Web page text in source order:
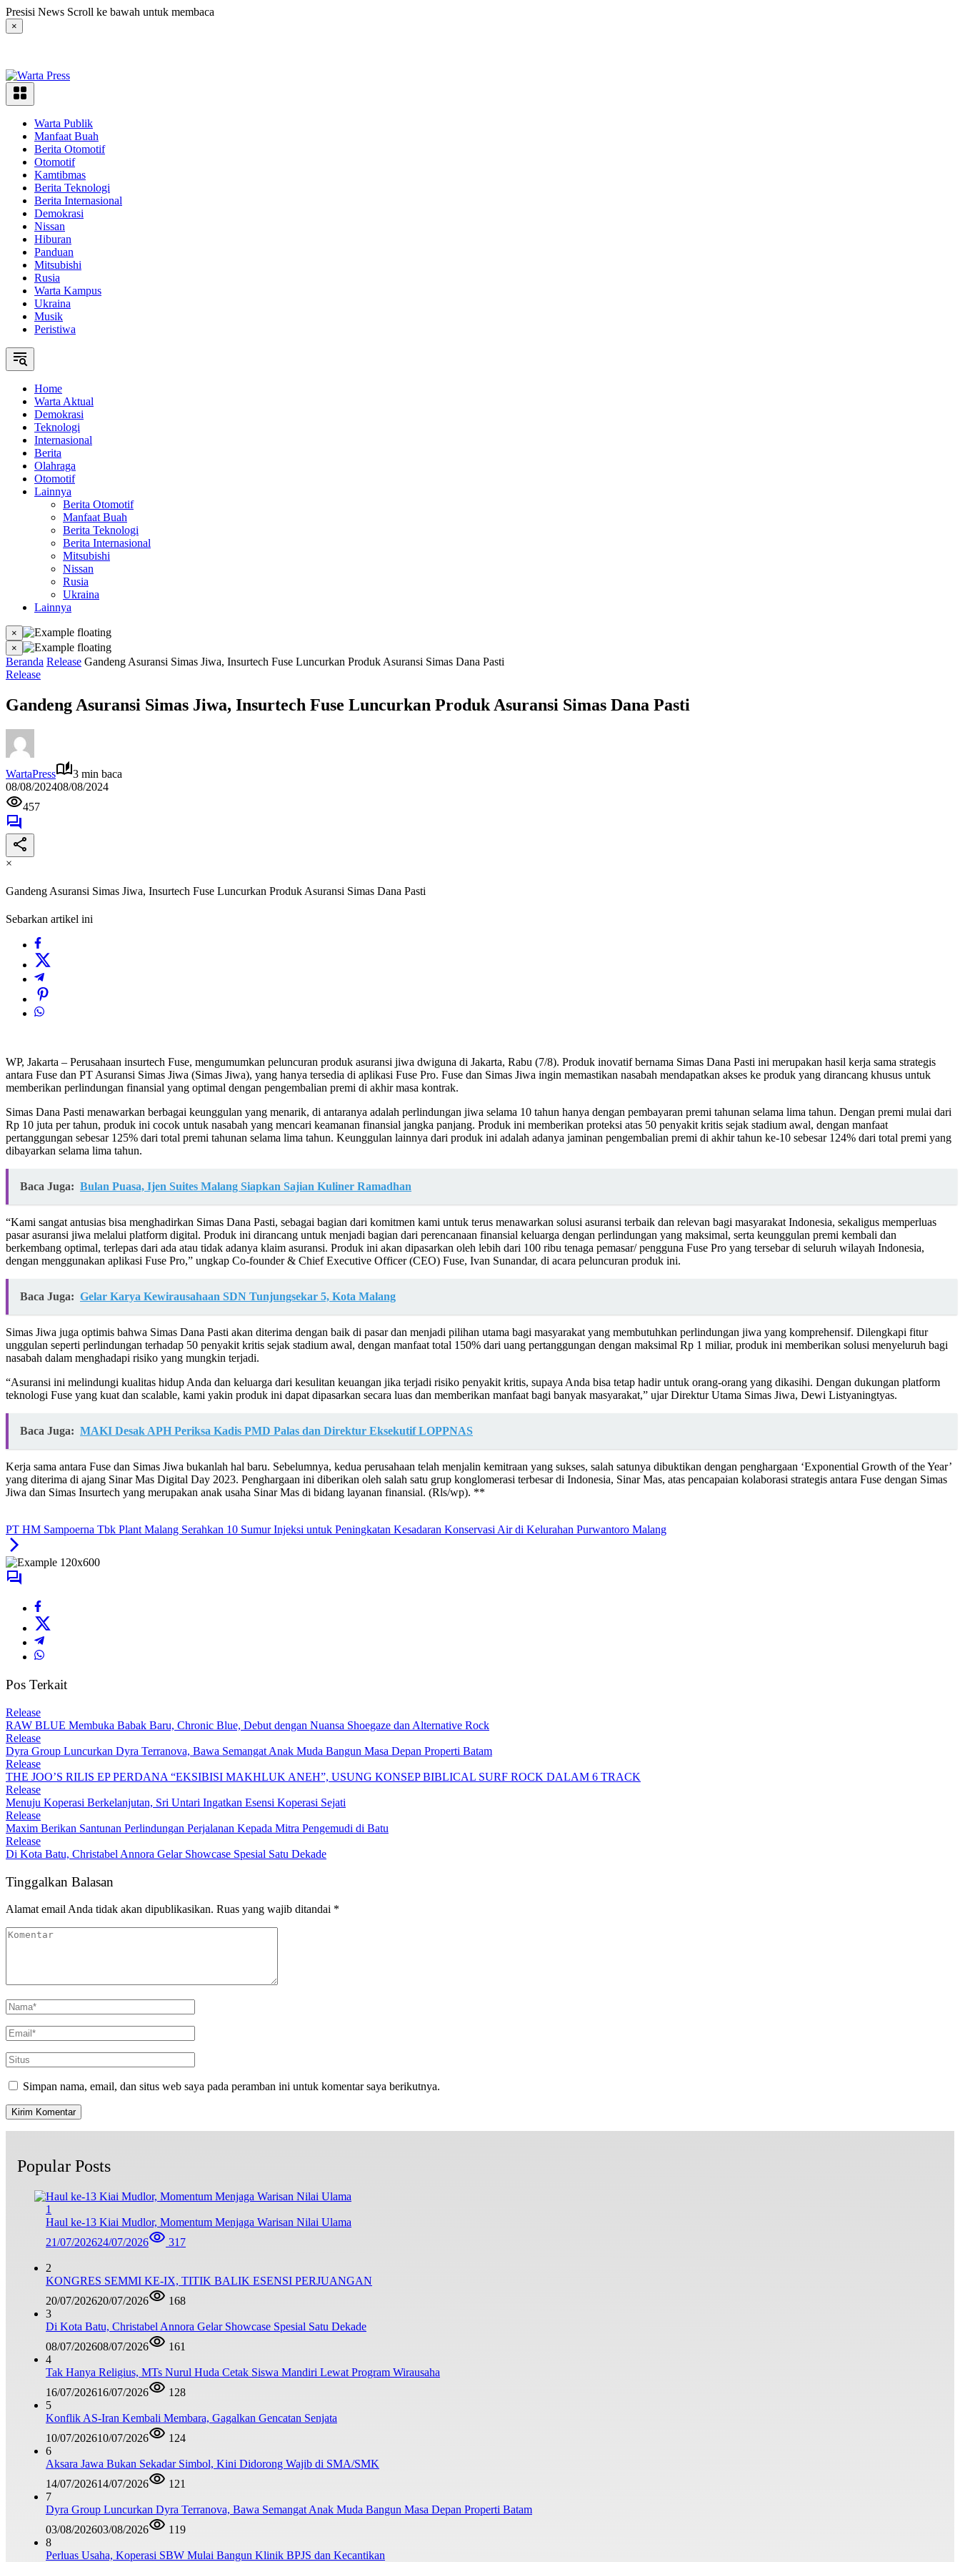
Langsung
ke
konten
Presisi News Scroll ke bawah untuk membaca
×
Warta Publik
Manfaat Buah
Berita Otomotif
Otomotif
Kamtibmas
Berita Teknologi
Berita Internasional
Demokrasi
Nissan
Hiburan
Panduan
Mitsubishi
Rusia
Warta Kampus
Ukraina
Musik
Peristiwa
Home
Warta Aktual
Demokrasi
Teknologi
Internasional
Berita
Olahraga
Otomotif
Lainnya
Berita Otomotif
Manfaat Buah
Berita Teknologi
Berita Internasional
Mitsubishi
Nissan
Rusia
Ukraina
Lainnya
×
×
Beranda Release Gandeng Asuransi Simas Jiwa, Insurtech Fuse Luncurkan Produk Asuransi Simas Dana Pasti
Release
Gandeng Asuransi Simas Jiwa, Insurtech Fuse Luncurkan Produk Asuransi Simas Dana Pasti
WartaPress
3 min baca
08/08/202408/08/2024
457
×
Gandeng Asuransi Simas Jiwa, Insurtech Fuse Luncurkan Produk Asuransi Simas Dana Pasti
Sebarkan artikel ini
WP, Jakarta – Perusahaan insurtech Fuse, mengumumkan peluncuran produk asuransi jiwa dwiguna di Jakarta, Rabu (7/8). Produk inovatif bernama Simas Dana Pasti ini merupakan hasil kerja sama strategis
antara Fuse dan PT Asuransi Simas Jiwa (Simas Jiwa), yang hanya tersedia di aplikasi Fuse Pro. Fuse dan Simas Jiwa ingin memastikan nasabah mendapatkan akses ke produk yang dirancang khusus untuk
memberikan perlindungan finansial yang optimal dengan pengembalian premi di akhir masa kontrak.
Simas Dana Pasti menawarkan berbagai keunggulan yang menarik, di antaranya adalah perlindungan jiwa selama 10 tahun hanya dengan pembayaran premi tahunan selama lima tahun. Dengan premi mulai dari
Rp 10 juta per tahun, produk ini cocok untuk nasabah yang mencari keamanan finansial jangka panjang. Produk ini memberikan proteksi atas 50 penyakit kritis sejak stadium awal, dengan manfaat
pertanggungan sebesar 125% dari total premi tahunan selama lima tahun. Keunggulan lainnya dari produk ini adalah adanya jaminan pengembalian premi di akhir tahun ke-10 sebesar 124% dari total premi yang
dibayarkan selama lima tahun.
Baca Juga: Bulan Puasa, Ijen Suites Malang Siapkan Sajian Kuliner Ramadhan
“Kami sangat antusias bisa menghadirkan Simas Dana Pasti, sebagai bagian dari komitmen kami untuk terus menawarkan solusi asuransi terbaik dan relevan bagi masyarakat Indonesia, sekaligus memperluas
pasar asuransi jiwa melalui platform digital. Produk ini dirancang untuk menjadi bagian dari perencanaan finansial keluarga dengan perlindungan yang maksimal, serta keunggulan premi kembali dan
berkembang optimal, terlepas dari ada atau tidak adanya klaim asuransi. Produk ini akan dipasarkan oleh lebih dari 100 ribu tenaga pemasar/ pengguna Fuse Pro yang tersebar di seluruh wilayah Indonesia,
dengan menggunakan aplikasi Fuse Pro,” ungkap Co-founder & Chief Executive Officer (CEO) Fuse, Ivan Sunandar, di acara peluncuran produk ini.
Baca Juga: Gelar Karya Kewirausahaan SDN Tunjungsekar 5, Kota Malang
Simas Jiwa juga optimis bahwa Simas Dana Pasti akan diterima dengan baik di pasar dan menjadi pilihan utama bagi masyarakat yang membutuhkan perlindungan jiwa yang komprehensif. Dilengkapi fitur
unggulan seperti perlindungan terhadap 50 penyakit kritis sejak stadium awal, dengan manfaat total 150% dari uang pertanggungan dengan maksimal Rp 1 miliar, produk ini memberikan solusi menyeluruh bagi
nasabah dalam menghadapi risiko yang mungkin terjadi.
“Asuransi ini melindungi kualitas hidup Anda dan keluarga dari kesulitan keuangan jika terjadi risiko penyakit kritis, supaya Anda bisa tetap hadir untuk orang-orang yang dikasihi. Dengan dukungan platform
teknologi Fuse yang kuat dan scalable, kami yakin produk ini dapat dipasarkan secara luas dan memberikan manfaat bagi banyak masyarakat,” ujar Direktur Utama Simas Jiwa, Dewi Listyaningtyas.
Baca Juga: MAKI Desak APH Periksa Kadis PMD Palas dan Direktur Eksekutif LOPPNAS
Kerja sama antara Fuse dan Simas Jiwa bukanlah hal baru. Sebelumnya, kedua perusahaan telah menjalin kemitraan yang sukses, salah satunya dibuktikan dengan penghargaan ‘Exponential Growth of the Year’
yang diterima di ajang Sinar Mas Digital Day 2023. Penghargaan ini diberikan oleh salah satu grup konglomerasi terbesar di Indonesia, Sinar Mas, atas pencapaian kolaborasi strategis antara Fuse dengan Simas
Jiwa dan Simas Insurtech yang merupakan anak usaha Sinar Mas di bidang layanan finansial. (Rls/wp). **
PT HM Sampoerna Tbk Plant Malang Serahkan 10 Sumur Injeksi untuk Peningkatan Kesadaran Konservasi Air di Kelurahan Purwantoro Malang
Pos Terkait
Release
RAW BLUE Membuka Babak Baru, Chronic Blue, Debut dengan Nuansa Shoegaze dan Alternative Rock
Release
Dyra Group Luncurkan Dyra Terranova, Bawa Semangat Anak Muda Bangun Masa Depan Properti Batam
Release
THE JOO’S RILIS EP PERDANA “EKSIBISI MAKHLUK ANEH”, USUNG KONSEP BIBLICAL SURF ROCK DALAM 6 TRACK
Release
Menuju Koperasi Berkelanjutan, Sri Untari Ingatkan Esensi Koperasi Sejati
Release
Maxim Berikan Santunan Perlindungan Perjalanan Kepada Mitra Pengemudi di Batu
Release
Di Kota Batu, Christabel Annora Gelar Showcase Spesial Satu Dekade
Tinggalkan Balasan
Alamat email Anda tidak akan dipublikasikan. Ruas yang wajib ditandai *
Simpan nama, email, dan situs web saya pada peramban ini untuk komentar saya berikutnya.
Popular Posts
1
Haul ke-13 Kiai Mudlor, Momentum Menjaga Warisan Nilai Ulama
21/07/202624/07/2026 317
2
KONGRES SEMMI KE-IX, TITIK BALIK ESENSI PERJUANGAN
20/07/202620/07/2026
168
3
Di Kota Batu, Christabel Annora Gelar Showcase Spesial Satu Dekade
08/07/202608/07/2026
161
4
Tak Hanya Religius, MTs Nurul Huda Cetak Siswa Mandiri Lewat Program Wirausaha
16/07/202616/07/2026
128
5
Konflik AS-Iran Kembali Membara, Gagalkan Gencatan Senjata
10/07/202610/07/2026
124
6
Aksara Jawa Bukan Sekadar Simbol, Kini Didorong Wajib di SMA/SMK
14/07/202614/07/2026
121
7
Dyra Group Luncurkan Dyra Terranova, Bawa Semangat Anak Muda Bangun Masa Depan Properti Batam
03/08/202603/08/2026
119
8
Perluas Usaha, Koperasi SBW Mulai Bangun Klinik BPJS dan Kecantikan